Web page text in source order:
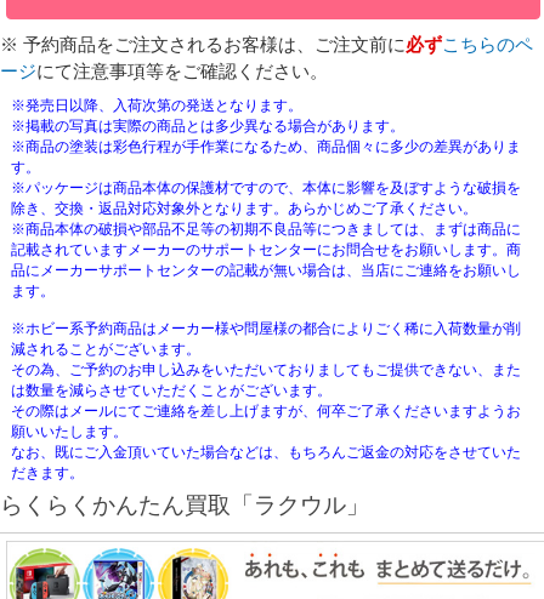
※ 予約商品をご注文されるお客様は、ご注文前に必ずこちらのペ
ージにて注意事項等をご確認ください。
※発売日以降、入荷次第の発送となります。
※掲載の写真は実際の商品とは多少異なる場合があります。
※商品の塗装は彩色行程が手作業になるため、商品個々に多少の差異がありま
す。
※パッケージは商品本体の保護材ですので、本体に影響を及ぼすような破損を
除き、交換・返品対応対象外となります。あらかじめご了承ください。
※商品本体の破損や部品不足等の初期不良品等につきましては、まずは商品に
記載されていますメーカーのサポートセンターにお問合せをお願いします。商
品にメーカーサポートセンターの記載が無い場合は、当店にご連絡をお願いし
ます。
※ホビー系予約商品はメーカー様や問屋様の都合によりごく稀に入荷数量が削
減されることがございます。
その為、ご予約のお申し込みをいただいておりましてもご提供できない、また
は数量を減らさせていただくことがございます。
その際はメールにてご連絡を差し上げますが、何卒ご了承くださいますようお
願いいたします。
なお、既にご入金頂いていた場合などは、もちろんご返金の対応をさせていた
だきます。
らくらくかんたん買取「ラクウル」